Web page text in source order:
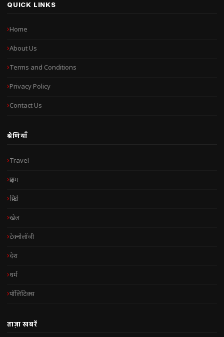
QUICK LINKS
Home
About Us
Terms and Conditions
Privacy Policy
Contact Us
श्रेणियाँ
Travel
क्राइम
क्रिप्टो
खेल
टेक्नोलॉजी
देश
धर्म
पॉलिटिक्स
ताज़ा खबरें